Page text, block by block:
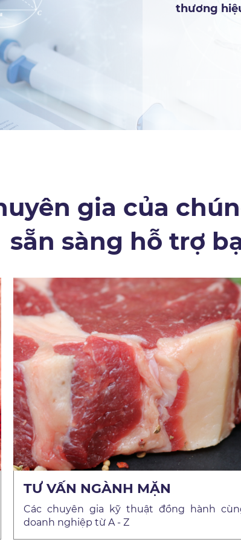
thương
gia của
sẵn sàng hỗ trợ
TƯ VẤN NGÀNH MẶN
Các chuyên gia kỹ thuật đồng hành
doanh nghiệp từ A - Z